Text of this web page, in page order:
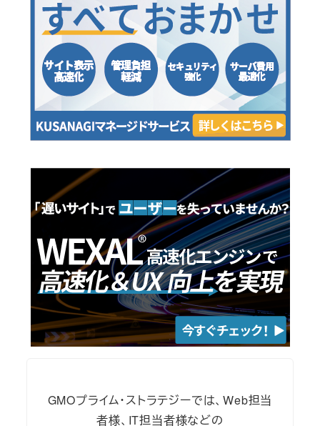
GMOプライム・ストラテジーでは、Web担当
者様、IT担当者様などの